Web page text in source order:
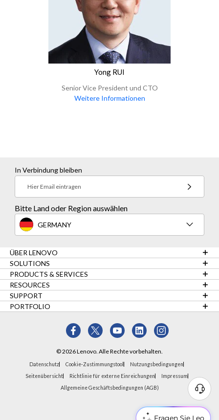
Fragen Sie Leo
Yong RUI
Senior Vice President und CTO
Weitere Informationen
In Verbindung bleiben
Hier Email eintragen
Bitte Land oder Region auswählen
GERMANY
ÜBER LENOVO
SOLUTIONS
PRODUCTS & SERVICES
RESOURCES
SUPPORT
PORTFOLIO
© 2026 Lenovo. Alle Rechte vorbehalten.
Datenschutz Cookie-Zustimmungstool
Nutzungsbedingungen
Seitenübersicht
Richtlinie für externe Einreichungen
Impressum
Allgemeine Geschäftsbedingungen (AGB)